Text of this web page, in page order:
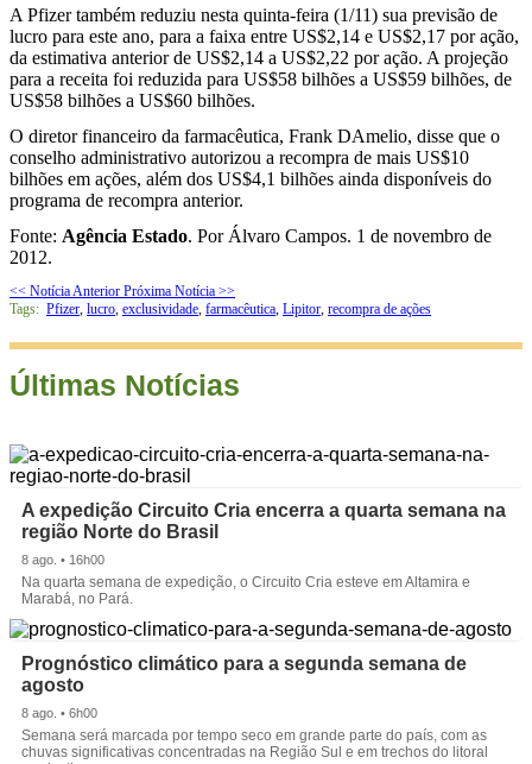
A Pfizer também reduziu nesta quinta-feira (1/11) sua previsão de
lucro para este ano, para a faixa entre US$2,14 e US$2,17 por ação,
da estimativa anterior de US$2,14 a US$2,22 por ação. A projeção
para a receita foi reduzida para US$58 bilhões a US$59 bilhões, de
US$58 bilhões a US$60 bilhões.
O diretor financeiro da farmacêutica, Frank DAmelio, disse que o
conselho administrativo autorizou a recompra de mais US$10
bilhões em ações, além dos US$4,1 bilhões ainda disponíveis do
programa de recompra anterior.
Fonte: Agência Estado. Por Álvaro Campos. 1 de novembro de
2012.
<< Notícia Anterior Próxima Notícia >>
Tags: Pfizer, lucro, exclusividade, farmacêutica, Lipitor, recompra de ações
Últimas Notícias
A expedição Circuito Cria encerra a quarta semana na
região Norte do Brasil
8 ago. • 16h00
Na quarta semana de expedição, o Circuito Cria esteve em Altamira e
Marabá, no Pará.
Prognóstico climático para a segunda semana de
agosto
8 ago. • 6h00
Semana será marcada por tempo seco em grande parte do país, com as
chuvas significativas concentradas na Região Sul e em trechos do litoral